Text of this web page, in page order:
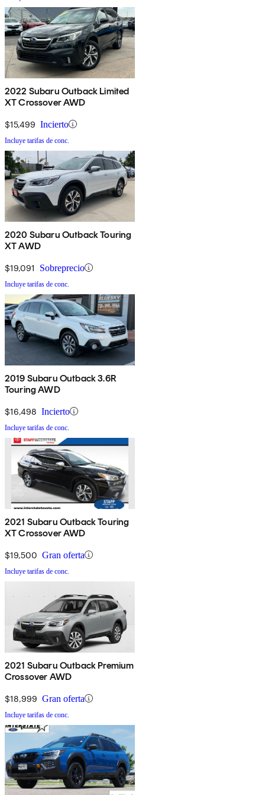
2022 Subaru Outback Limited
XT Crossover AWD
$15,499 Incierto
Incluye tarifas de conc.
2020 Subaru Outback Touring
XT AWD
$19,091 Sobreprecio
Incluye tarifas de conc.
2019 Subaru Outback 3.6R
Touring AWD
$16,498 Incierto
Incluye tarifas de conc.
2021 Subaru Outback Touring
XT Crossover AWD
$19,500 Gran oferta
Incluye tarifas de conc.
2021 Subaru Outback Premium
Crossover AWD
$18,999 Gran oferta
Incluye tarifas de conc.